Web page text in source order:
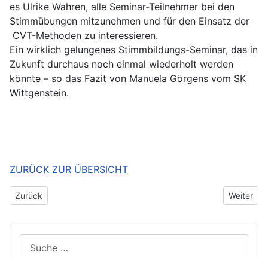
es Ulrike Wahren, alle Seminar-Teilnehmer bei den
Stimmübungen mitzunehmen und für den Einsatz der
CVT-Methoden zu interessieren.
Ein wirklich gelungenes Stimmbildungs-Seminar, das in
Zukunft durchaus noch einmal wiederholt werden
könnte – so das Fazit von Manuela Görgens vom SK
Wittgenstein.
ZURÜCK ZUR ÜBERSICHT
Vorheriger Beitrag: Das Jahr 2023 Chorbühne Bad Laasphe
Zurück Nächster
Weiter